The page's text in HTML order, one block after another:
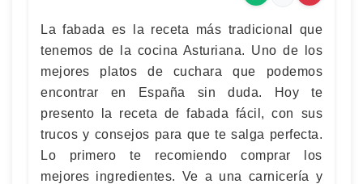
La fabada es la receta más tradicional que
tenemos de la cocina Asturiana. Uno de los
mejores platos de cuchara que podemos
encontrar en España sin duda. Hoy te
presento la receta de fabada fácil, con sus
trucos y consejos para que te salga perfecta.
Lo primero te recomiendo comprar los
mejores ingredientes. Ve a una carnicería y